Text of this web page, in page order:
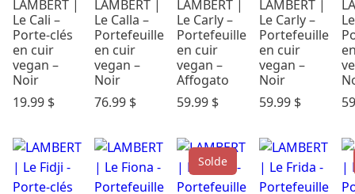
LAMBERT |
Le Cali –
Porte-clés
en cuir
vegan –
Noir
19.99 $
LAMBERT |
Le Calla –
Portefeuille
en cuir
vegan –
Noir
76.99 $
LAMBERT |
Le Carly –
Portefeuille
en cuir
vegan –
Affogato
59.99 $
LAMBERT |
Le Carly –
Portefeuille
en cuir
vegan –
Noir
59.99 $
Solde